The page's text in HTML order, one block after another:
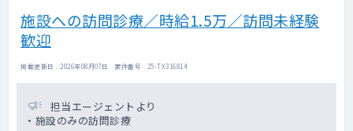
施設への訪問診療／時給1.5万／訪問未経験
歓迎
掲載更新日 : 2026年08月07日 案件番号 : 25-TX316814
担当エージェントより
・施設のみの訪問診療